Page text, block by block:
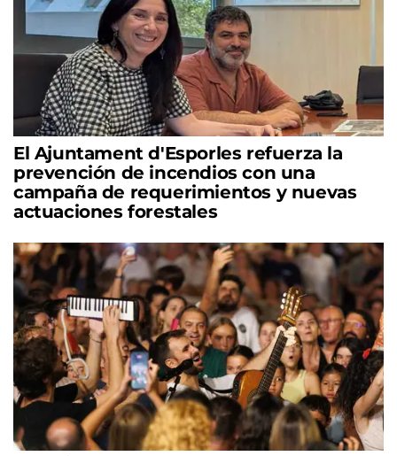
El Ajuntament d'Esporles refuerza la
prevención de incendios con una
campaña de requerimientos y nuevas
actuaciones forestales